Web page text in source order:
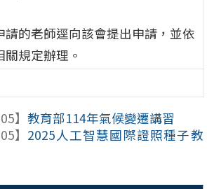
請的老師逕向該會提出申請，並依
關規定辦理。
】 教育部114年氣候變遷講習
】 2025人工智慧國際證照種子教